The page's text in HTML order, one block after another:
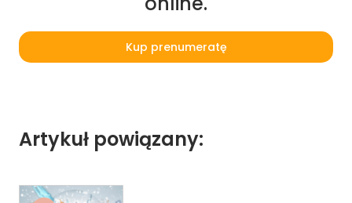
Kup prenumeratę
Artykuł powiązany: